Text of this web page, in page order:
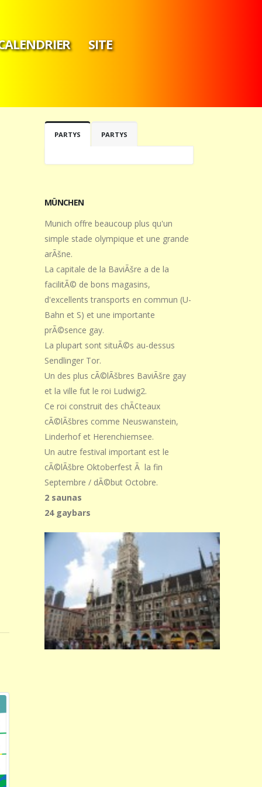
SITE
PARTYS PARTYS
MÜNCHEN
Munich offre beaucoup plus qu'un
simple stade olympique et une grande
arÃšne.
La capitale de la BaviÃšre a de la
facilitÃ© de bons magasins,
d'excellents transports en commun (U-
Bahn et S) et une importante
prÃ©sence gay.
La plupart sont situÃ©s au-dessus
Sendlinger Tor.
Un des plus cÃ©lÃšbres BaviÃšre gay
et la ville fut le roi Ludwig2.
Ce roi construit des chÃ¢teaux
cÃ©lÃšbres comme Neuswanstein,
Linderhof et Herenchiemsee.
Un autre festival important est le
cÃ©lÃšbre Oktoberfest Ã la fin
Septembre / dÃ©but Octobre.
2 saunas
24 gaybars